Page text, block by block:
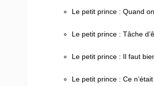
Le petit prince : Quand
Le petit prince : Tâche
Le petit prince : Il faut
Le petit prince : Ce